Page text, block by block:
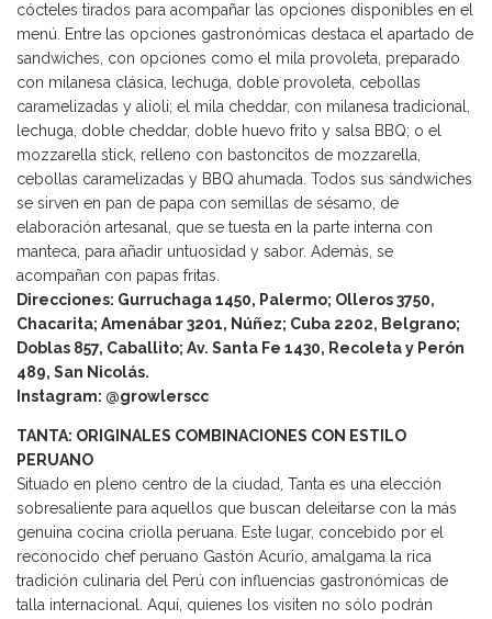
cócteles tirados para acompañar las opciones disponibles en el
menú. Entre las opciones gastronómicas destaca el apartado de
sandwiches, con opciones como el mila provoleta, preparado
con milanesa clásica, lechuga, doble provoleta, cebollas
caramelizadas y alioli; el mila cheddar, con milanesa tradicional,
lechuga, doble cheddar, doble huevo frito y salsa BBQ; o el
mozzarella stick, relleno con bastoncitos de mozzarella,
cebollas caramelizadas y BBQ ahumada. Todos sus sándwiches
se sirven en pan de papa con semillas de sésamo, de
elaboración artesanal, que se tuesta en la parte interna con
manteca, para añadir untuosidad y sabor. Además, se
acompañan con papas fritas.
Direcciones: Gurruchaga 1450, Palermo; Olleros 3750,
Chacarita; Amenábar 3201, Núñez; Cuba 2202, Belgrano;
Doblas 857, Caballito; Av. Santa Fe 1430, Recoleta y Perón
489, San Nicolás.
Instagram: @growlerscc
TANTA: ORIGINALES COMBINACIONES CON ESTILO
PERUANO
Situado en pleno centro de la ciudad, Tanta es una elección
sobresaliente para aquellos que buscan deleitarse con la más
genuina cocina criolla peruana. Este lugar, concebido por el
reconocido chef peruano Gastón Acurio, amalgama la rica
tradición culinaria del Perú con influencias gastronómicas de
talla internacional. Aquí, quienes los visiten no sólo podrán